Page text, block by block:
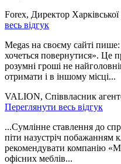
Forex, Директор
весь відгук
Megas на своєму сайті
хочеться повернутися». Це
розумні гроші не
отримати і в іншому місці...
VALION, Співвласник
Переглянути весь відгук
...Сумлінне ставлення до
піти назустріч побажанням
рекомендувати компанію
офісних меблів...